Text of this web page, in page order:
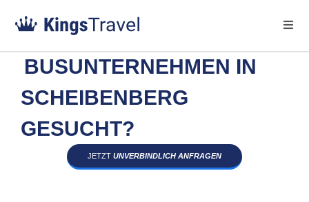
BUSUNTERNEHMEN IN
SCHEIBENBERG
GESUCHT?
JETZT UNVERBINDLICH ANFRAGEN